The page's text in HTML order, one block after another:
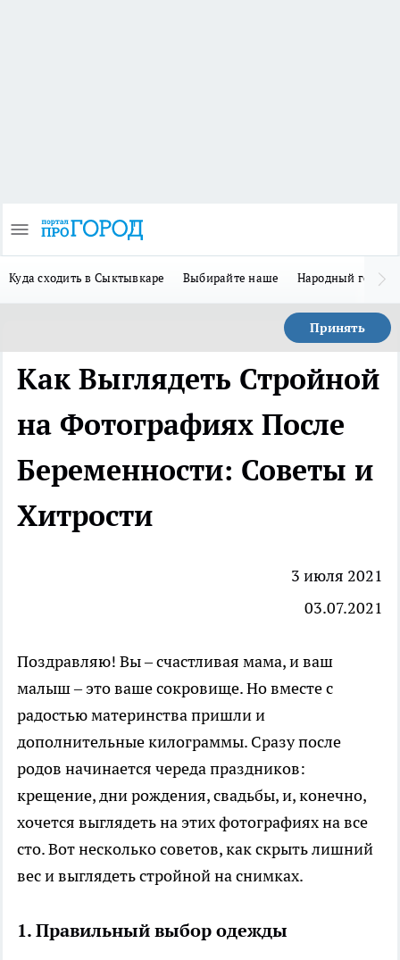
Куда сходить в Сыктывкаре Выбирайте наше Народный герой-
Принять
Как Выглядеть Стройной
на Фотографиях После
Беременности: Советы и
Хитрости
3 июля 2021
03.07.2021
Поздравляю! Вы – счастливая мама, и ваш
малыш – это ваше сокровище. Но вместе с
радостью материнства пришли и
дополнительные килограммы. Сразу после
родов начинается череда праздников:
крещение, дни рождения, свадьбы, и, конечно,
хочется выглядеть на этих фотографиях на все
сто. Вот несколько советов, как скрыть лишний
вес и выглядеть стройной на снимках.
1. Правильный выбор одежды